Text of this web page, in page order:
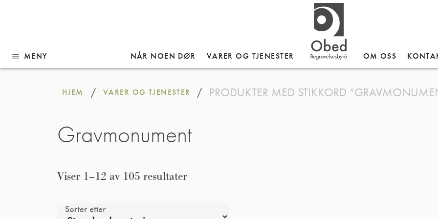
menu MENY NÅR NOEN DØR VARER OG TJENESTER OM OSS
Gå
HJEM / VARER OG TJENESTER / PRODUKTER MED STIKKORD
Gravmonument
Viser 1–12 av 105 resultater
Sorter etter